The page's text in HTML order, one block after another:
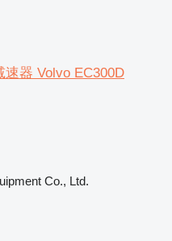
器 Volvo EC300D
Co., Ltd.